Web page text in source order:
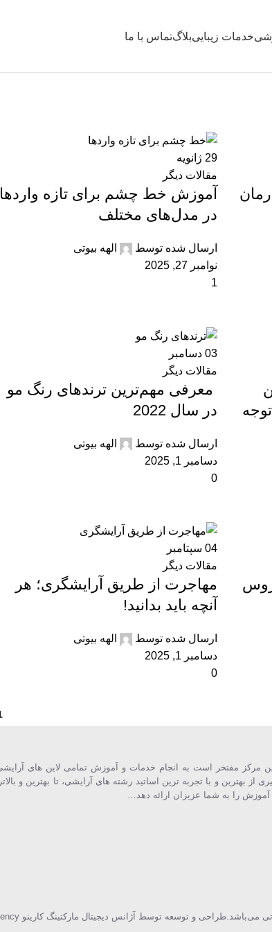
خدمات زیباییبلاگتماس با ما
پوستی، دلایل و 6 درمان
29 ژانویه
مقالات دیگر
آموزش خط چشم برای تازه واردها
در مدل‌های مختلف
ارسال شده توسط
الهه بیوتی
نوامبر 27, 2025
1
03 دسامبر
مقالات دیگر
معرفی مهم‌ترین ترندهای رنگ مو
در سال 2022
ارسال شده توسط
الهه بیوتی
دسامبر 1, 2025
0
04 سپتامبر
مقالات دیگر
مهاجرت از طریق آرایشگری؛ هر
آنچه باید بدانید!
ارسال شده توسط
الهه بیوتی
دسامبر 1, 2025
0
مركز مفتخر است به انجام خدمات و آموزش تمامی لاین های آرایشی
از بهترین و با تجربه ترین اساتید رشته های آرایشی، تا بهترین و
آموزش را به شما عزیزان ارائه دهد…
می‌باشد.طراحی و توسعه توسط آژانس دیجیتال مارکتینگ کارینو karino.agency